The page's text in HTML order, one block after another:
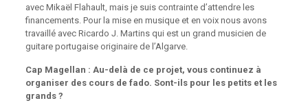
avec Mikaël Flahault, mais je suis contrainte d’attendre les
financements. Pour la mise en musique et en voix nous avons
travaillé avec Ricardo J. Martins qui est un grand musicien de
guitare portugaise originaire de l’Algarve.
Cap Magellan : Au-delà de ce projet, vous continuez à
organiser des cours de fado. Sont-ils pour les petits et les
grands ?